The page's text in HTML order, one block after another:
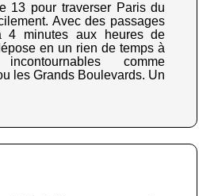
13 pour traverser Paris du
Avec des passages
4 minutes aux heures de
en un rien de temps à
comme
les Grands Boulevards. Un